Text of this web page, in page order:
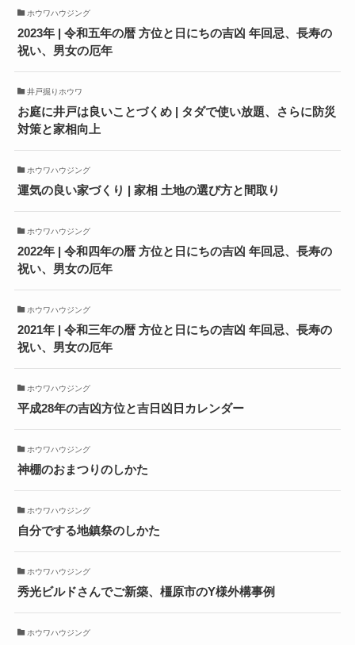
ホウワハウジング
2023年 | 令和五年の暦 方位と日にちの吉凶 年回忌、長寿の
祝い、男女の厄年
井戸掘りホウワ
お庭に井戸は良いことづくめ | タダで使い放題、さらに防災
対策と家相向上
ホウワハウジング
運気の良い家づくり | 家相 土地の選び方と間取り
ホウワハウジング
2022年 | 令和四年の暦 方位と日にちの吉凶 年回忌、長寿の
祝い、男女の厄年
ホウワハウジング
2021年 | 令和三年の暦 方位と日にちの吉凶 年回忌、長寿の
祝い、男女の厄年
ホウワハウジング
平成28年の吉凶方位と吉日凶日カレンダー
ホウワハウジング
神棚のおまつりのしかた
ホウワハウジング
自分でする地鎮祭のしかた
ホウワハウジング
秀光ビルドさんでご新築、橿原市のY様外構事例
ホウワハウジング